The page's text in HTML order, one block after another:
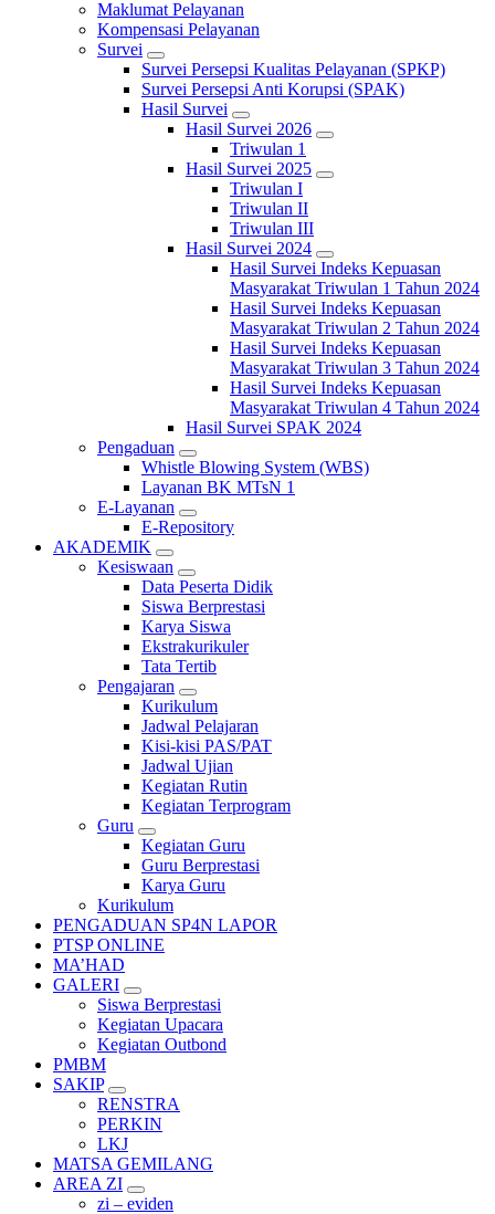
Maklumat Pelayanan
Kompensasi Pelayanan
Survei
Survei Persepsi Kualitas Pelayanan (SPKP)
Survei Persepsi Anti Korupsi (SPAK)
Hasil Survei
Hasil Survei 2026
Triwulan 1
Hasil Survei 2025
Triwulan I
Triwulan II
Triwulan III
Hasil Survei 2024
Hasil Survei Indeks Kepuasan
Masyarakat Triwulan 1 Tahun 2024
Hasil Survei Indeks Kepuasan
Masyarakat Triwulan 2 Tahun 2024
Hasil Survei Indeks Kepuasan
Masyarakat Triwulan 3 Tahun 2024
Hasil Survei Indeks Kepuasan
Masyarakat Triwulan 4 Tahun 2024
Hasil Survei SPAK 2024
Pengaduan
Whistle Blowing System (WBS)
Layanan BK MTsN 1
E-Layanan
E-Repository
AKADEMIK
Kesiswaan
Data Peserta Didik
Siswa Berprestasi
Karya Siswa
Ekstrakurikuler
Tata Tertib
Pengajaran
Kurikulum
Jadwal Pelajaran
Kisi-kisi PAS/PAT
Jadwal Ujian
Kegiatan Rutin
Kegiatan Terprogram
Guru
Kegiatan Guru
Guru Berprestasi
Karya Guru
Kurikulum
PENGADUAN SP4N LAPOR
PTSP ONLINE
MA’HAD
GALERI
Siswa Berprestasi
Kegiatan Upacara
Kegiatan Outbond
PMBM
SAKIP
RENSTRA
PERKIN
LKJ
MATSA GEMILANG
AREA ZI
zi – eviden